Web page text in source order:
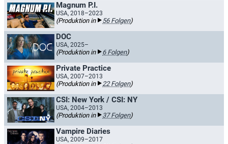
Magnum P.I.
USA, 2018–2023
(Produktion in 56 Folgen)
DOC
USA, 2025–
(Produktion in 6 Folgen)
Private Practice
USA, 2007–2013
(Produktion in 22 Folgen)
CSI: New York / CSI: NY
USA, 2004–2013
(Produktion in 37 Folgen)
Vampire Diaries
USA, 2009–2017